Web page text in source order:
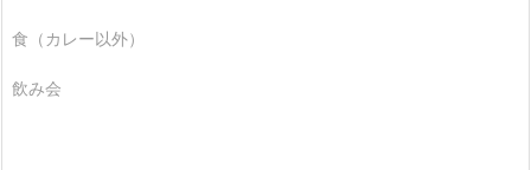
食（カレー以外）
飲み会